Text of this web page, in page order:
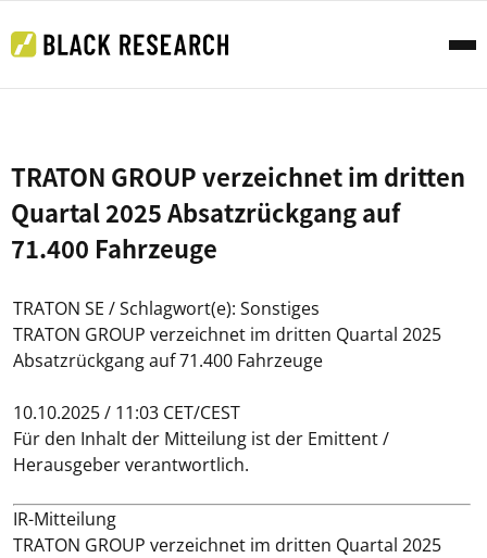
TRATON GROUP verzeichnet im dritten
Quartal 2025 Absatzrückgang auf
71.400 Fahrzeuge
TRATON SE / Schlagwort(e): Sonstiges
TRATON GROUP verzeichnet im dritten Quartal 2025
Absatzrückgang auf 71.400 Fahrzeuge
10.10.2025 / 11:03 CET/CEST
Für den Inhalt der Mitteilung ist der Emittent /
Herausgeber verantwortlich.
IR-Mitteilung
TRATON GROUP verzeichnet im dritten Quartal 2025